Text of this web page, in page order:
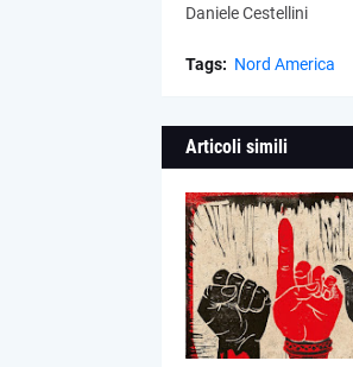
Daniele Cestellini
Tags: Nord America
Articoli simili